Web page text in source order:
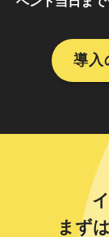
導入
まず